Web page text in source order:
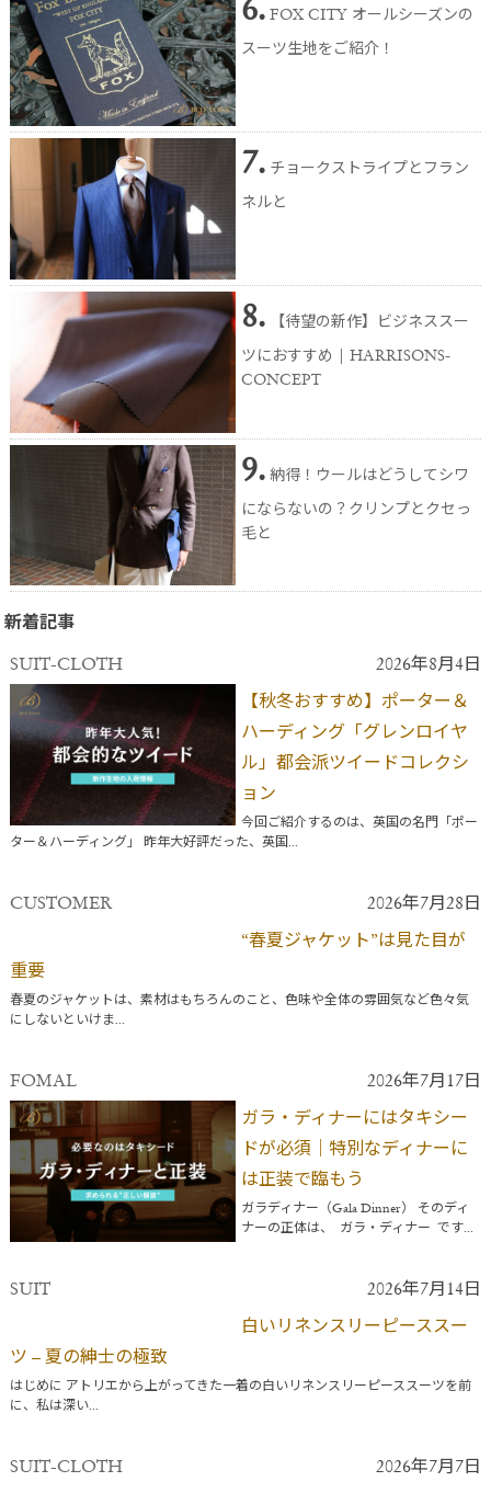
6. FOX CITY オールシーズンの
スーツ生地をご紹介！
7. チョークストライプとフラン
ネルと
8. 【待望の新作】ビジネススー
ツにおすすめ | HARRISONS-
CONCEPT
9. 納得！ウールはどうしてシワ
にならないの？クリンプとクセっ
毛と
新着記事
SUIT-CLOTH 2026年8月4日
【秋冬おすすめ】ポーター＆
ハーディング「グレンロイヤ
ル」都会派ツイードコレクシ
ョン
今回ご紹介するのは、英国の名門「ポー
ター＆ハーディング」 昨年大好評だった、英国...
CUSTOMER 2026年7月28日
“春夏ジャケット”は見た目が
重要
春夏のジャケットは、素材はもちろんのこと、色味や全体の雰囲気など色々気
にしないといけま...
FOMAL 2026年7月17日
ガラ・ディナーにはタキシー
ドが必須｜特別なディナーに
は正装で臨もう
ガラディナー（Gala Dinner） そのディ
ナーの正体は、 ガラ・ディナー です...
SUIT 2026年7月14日
白いリネンスリーピーススー
ツ – 夏の紳士の極致
はじめに アトリエから上がってきた一着の白いリネンスリーピーススーツを前
に、私は深い...
SUIT-CLOTH 2026年7月7日